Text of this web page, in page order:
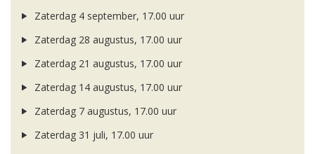
Zaterdag 4 september, 17.00 uur
Zaterdag 28 augustus, 17.00 uur
Zaterdag 21 augustus, 17.00 uur
Zaterdag 14 augustus, 17.00 uur
Zaterdag 7 augustus, 17.00 uur
Zaterdag 31 juli, 17.00 uur